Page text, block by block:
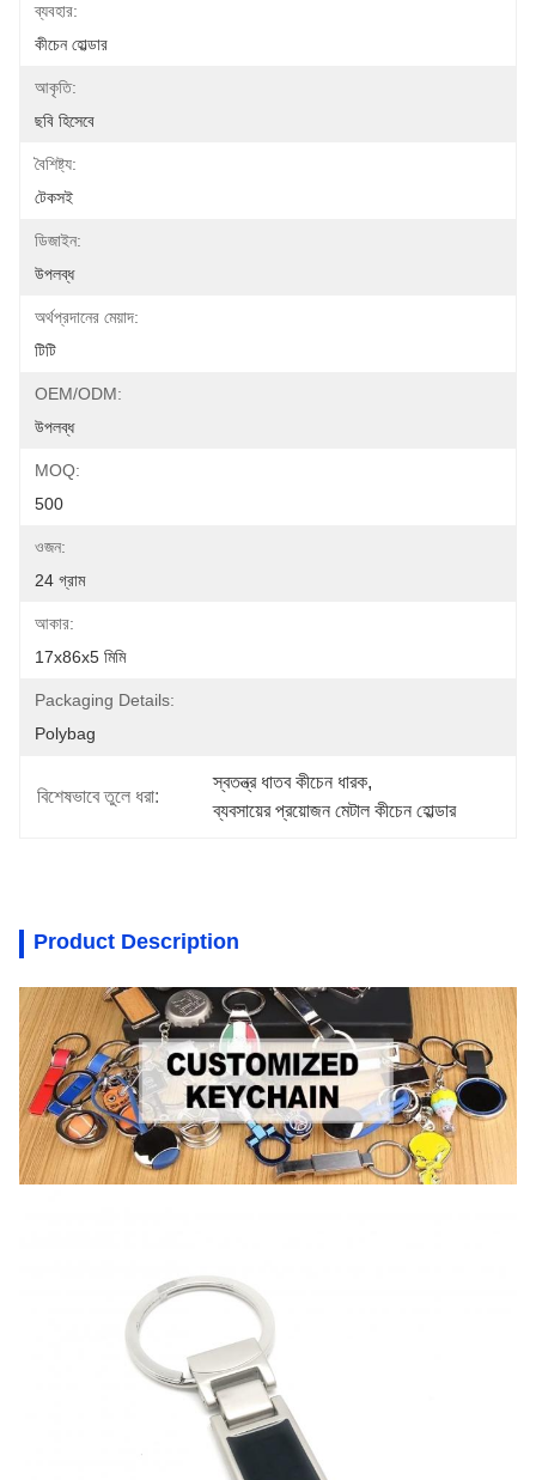
ব্যবহার:
কীচেন হোল্ডার
আকৃতি:
ছবি হিসেবে
বৈশিষ্ট্য:
টেকসই
ডিজাইন:
উপলব্ধ
অর্থপ্রদানের মেয়াদ:
টিটি
OEM/ODM:
উপলব্ধ
MOQ:
500
ওজন:
24 গ্রাম
আকার:
17x86x5 মিমি
Packaging Details:
Polybag
বিশেষভাবে তুলে ধরা:
স্বতন্ত্র ধাতব কীচেন ধারক,
ব্যবসায়ের প্রয়োজন মেটাল কীচেন হোল্ডার
Product Description